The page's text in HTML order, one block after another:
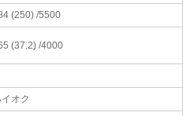
(250) /5500
(37.2) /4000
オク